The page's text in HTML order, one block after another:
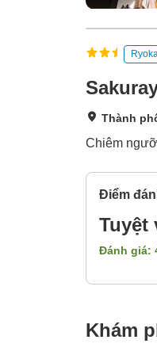
Thành
Chiêm
Điểm
Tuyệt
Đánh giá:
Khám